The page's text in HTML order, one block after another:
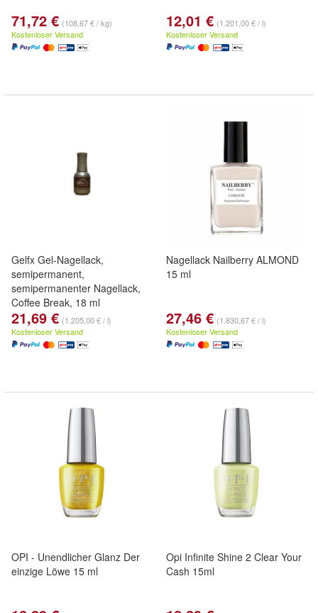
71,72 € (108,67 € / kg)
Kostenloser Versand
12,01 € (1.201,00 € / l)
Kostenloser Versand
Gelfx Gel-Nagellack,
semipermanent,
semipermanenter Nagellack,
Coffee Break, 18 ml
21,69 € (1.205,00 € / l)
Kostenloser Versand
Nagellack Nailberry ALMOND
15 ml
27,46 € (1.830,67 € / l)
Kostenloser Versand
OPI - Unendlicher Glanz Der
einzige Löwe 15 ml
Opi Infinite Shine 2 Clear Your
Cash 15ml